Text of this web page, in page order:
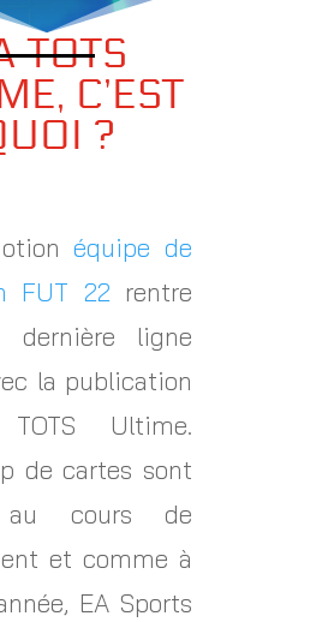
TOTS
C’EST
?
équipe de
FUT 22rentre
dernière ligne
la publication
Ultime.
de cartes sont
au cours de
et comme à
EA Sports